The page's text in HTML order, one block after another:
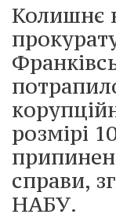
Колишнє
розмірі
справи,
НАБУ.